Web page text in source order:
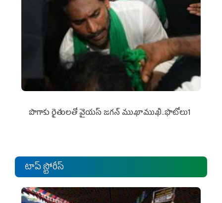
పొగాకు రైతుల‌తో వైయ‌స్ జ‌గ‌న్ ముఖాముఖి..ఫొటోలు1
టాప్ స్టోరీస్